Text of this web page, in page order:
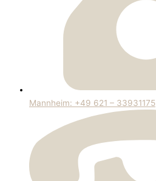
Mannheim: +49 621 – 33931175